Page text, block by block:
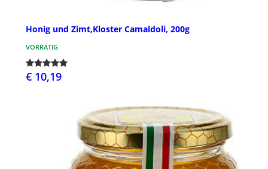
Honig und Zimt,Kloster Camaldoli, 200g
VORRÄTIG
€ 10,19